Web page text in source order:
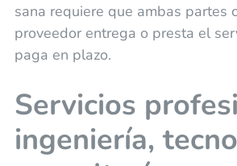
sana requiere que ambas partes
proveedor entrega o presta el
paga en plazo.
Servicios
ingeniería,